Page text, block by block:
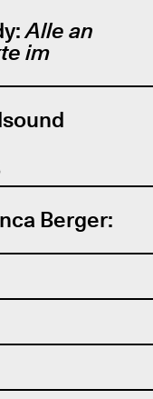
Alle an
im
Berger: